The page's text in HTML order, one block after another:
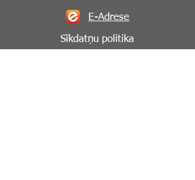
E-Adrese
Sīkdatņu politika